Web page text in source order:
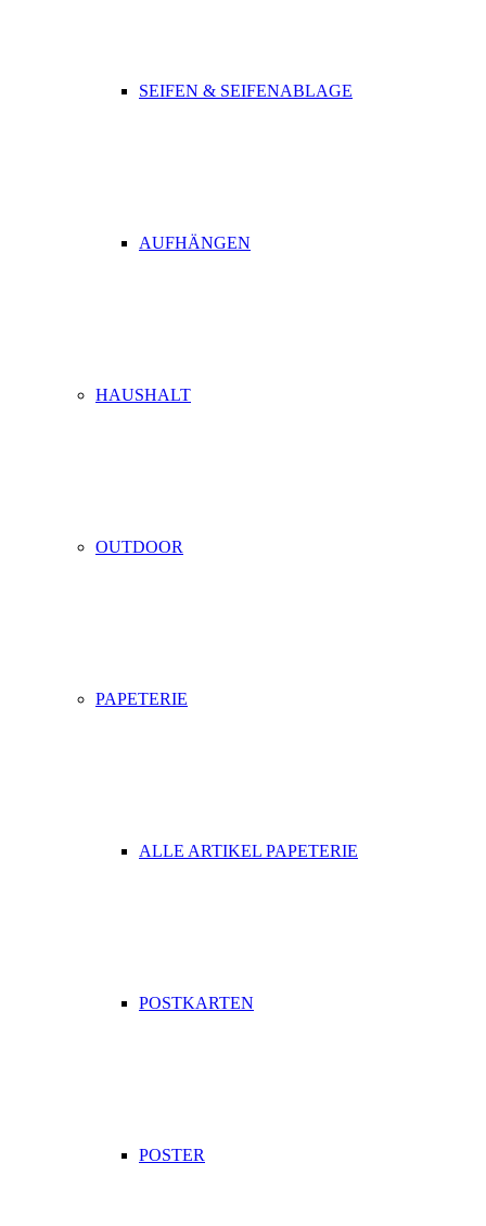
SEIFEN & SEIFENABLAGE
AUFHÄNGEN
HAUSHALT
OUTDOOR
PAPETERIE
ALLE ARTIKEL PAPETERIE
POSTKARTEN
POSTER